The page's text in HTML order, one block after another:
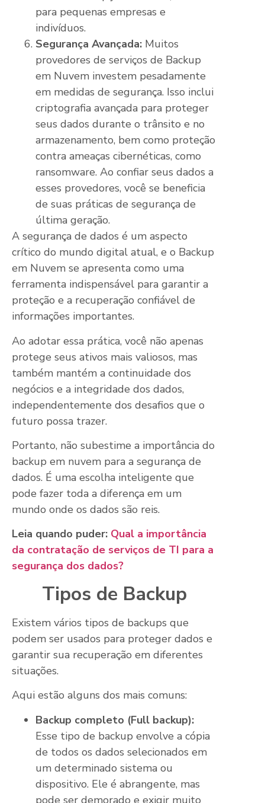
para pequenas empresas e
indivíduos.
Segurança Avançada: Muitos
provedores de serviços de Backup
em Nuvem investem pesadamente
em medidas de segurança. Isso inclui
criptografia avançada para proteger
seus dados durante o trânsito e no
armazenamento, bem como proteção
contra ameaças cibernéticas, como
ransomware. Ao confiar seus dados a
esses provedores, você se beneficia
de suas práticas de segurança de
última geração.
A segurança de dados é um aspecto
crítico do mundo digital atual, e o Backup
em Nuvem se apresenta como uma
ferramenta indispensável para garantir a
proteção e a recuperação confiável de
informações importantes.
Ao adotar essa prática, você não apenas
protege seus ativos mais valiosos, mas
também mantém a continuidade dos
negócios e a integridade dos dados,
independentemente dos desafios que o
futuro possa trazer.
Portanto, não subestime a importância do
backup em nuvem para a segurança de
dados. É uma escolha inteligente que
pode fazer toda a diferença em um
mundo onde os dados são reis.
Leia quando puder: Qual a importância
da contratação de serviços de TI para a
segurança dos dados?
Tipos de Backup
Existem vários tipos de backups que
podem ser usados para proteger dados e
garantir sua recuperação em diferentes
situações.
Aqui estão alguns dos mais comuns:
Backup completo (Full backup):
Esse tipo de backup envolve a cópia
de todos os dados selecionados em
um determinado sistema ou
dispositivo. Ele é abrangente, mas
pode ser demorado e exigir muito